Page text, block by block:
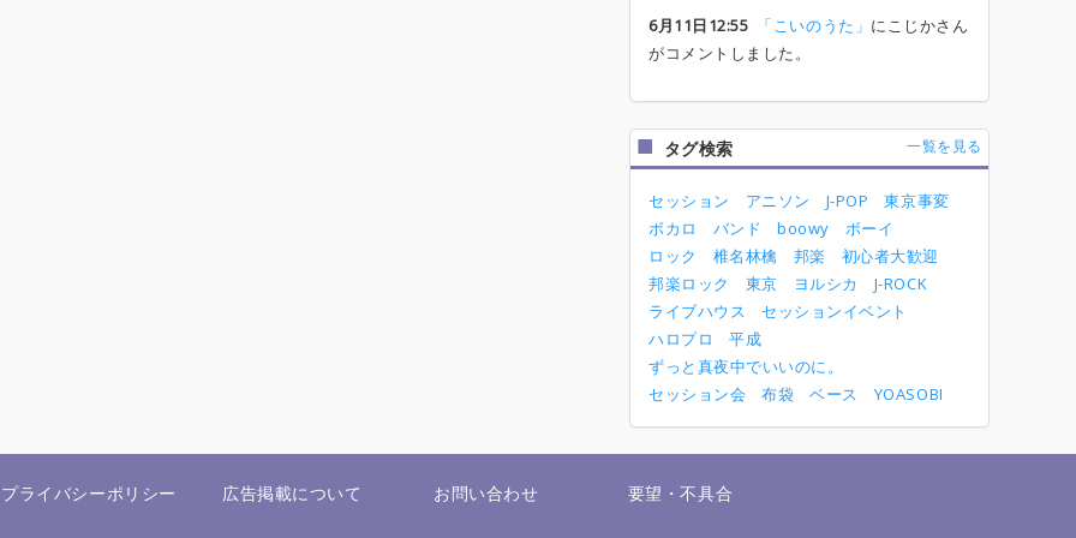
6月11日12:55 「こいのうた」 にこじかさん
がコメントしました。
タグ検索 一覧を見る
セッション アニソン J-POP
東京事変
ボカロ
バンド boowy
ボーイ
ロック
椎名林檎 邦楽
初心者大歓迎
邦楽ロック
東京 ヨルシカ
J-ROCK
ライブハウス
セッションイベント
ハロプロ
平成
ずっと真夜中でいいのに。
セッション会
布袋 ベース YOASOBI
プライバシーポリシー 広告掲載について お問い合わせ 要望・不具合